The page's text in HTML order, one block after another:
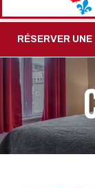
RÉSERVER